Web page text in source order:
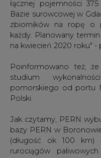
na kwiecień 2020 roku" -
Poinformowano też,
studium
pomorskiego od portu
Jak czytamy, PERN
bazy PERN w
(długość ok 100 km)
warszawskiej.
PERN, będący
bezpieczeństwa